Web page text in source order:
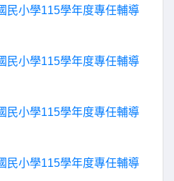
民小學115學年度專任輔導
民小學115學年度專任輔導
民小學115學年度專任輔導
民小學115學年度專任輔導